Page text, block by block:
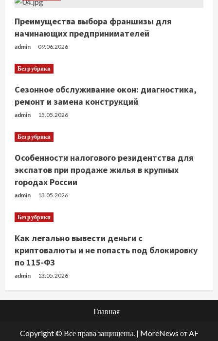
Преимущества выбора франшизы для
начинающих предпринимателей
admin 09.06.2026
Без рубрики
Сезонное обслуживание окон: диагностика,
ремонт и замена конструкций
admin 15.05.2026
Без рубрики
Особенности налогового резидентства для
экспатов при продаже жилья в крупных
городах России
admin 13.05.2026
Без рубрики
Как легально вывести деньги с
криптовалюты и не попасть под блокировку
по 115-ФЗ
admin 13.05.2026
Главная
Copyright © Все права защищены. | MoreNews от AF